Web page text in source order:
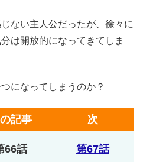
ない主人公だったが、徐々に
は開放的になってきてしま
になってしまうのか？
記事 次
66話 第67話